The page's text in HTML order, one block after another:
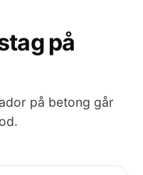
på
på betong går